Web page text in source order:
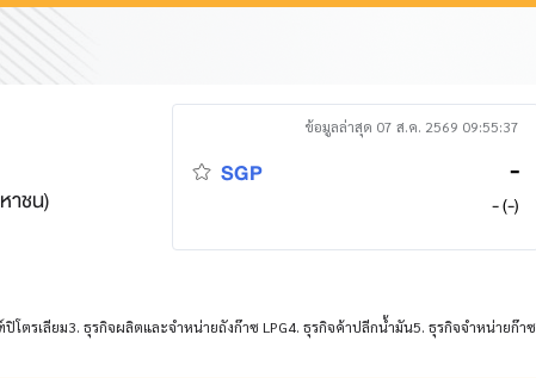
าชน)
ข้อมูลล่าสุด 07 ส.ค. 2569 09:55:37
SGP -
- (-)
รเลียม3. ธุรกิจผลิตและจำหน่ายถังก๊าซ LPG4. ธุรกิจค้าปลีกน้ำมัน5. ธุรกิจจำหน่ายก๊า